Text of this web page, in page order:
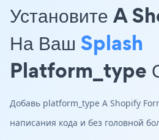
Установите A
На Ваш Splash
Platform_type
Добавь platform_type A Shopify
написания кода и без головной